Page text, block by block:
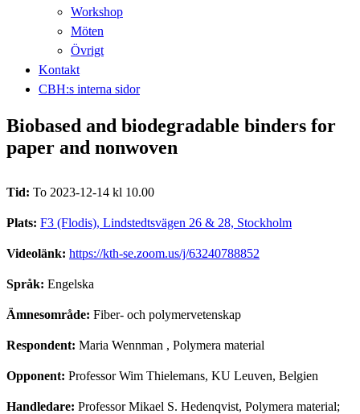
Workshop
Möten
Övrigt
Kontakt
CBH:s interna sidor
Biobased and biodegradable binders for
paper and nonwoven
Tid: To 2023-12-14 kl 10.00
Plats: F3 (Flodis), Lindstedtsvägen 26 & 28, Stockholm
Videolänk: https://kth-se.zoom.us/j/63240788852
Språk: Engelska
Ämnesområde: Fiber- och polymervetenskap
Respondent: Maria Wennman , Polymera material
Opponent: Professor Wim Thielemans, KU Leuven, Belgien
Handledare: Professor Mikael S. Hedenqvist, Polymera material;